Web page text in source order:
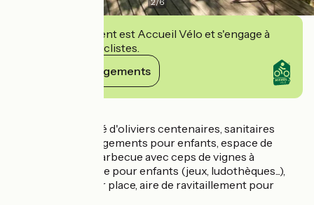
Cet établissement est Accueil Vélo et s'engage à
accueillir des cyclistes.
Voir ses engagements
Camping ombragé d'oliviers centenaires, sanitaires
neufs avec aménagements pour enfants, espace de
loisirs, tables et barbecue avec ceps de vignes à
disposition, espace pour enfants (jeux, ludothèques...),
petite épicerie sur place, aire de ravitaillement pour